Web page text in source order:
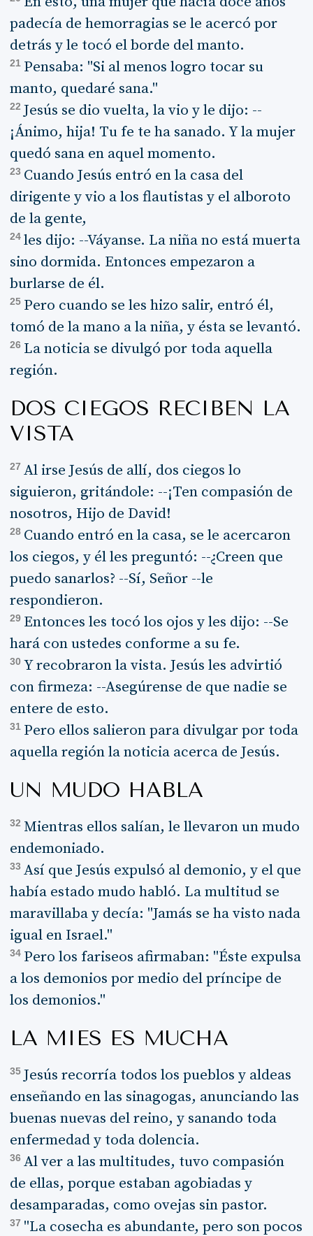
padecía de hemorragias se le acercó por
detrás y le tocó el borde del manto.
21 Pensaba: "Si al menos logro tocar su
manto, quedaré sana."
22 Jesús se dio vuelta, la vio y le dijo: --
¡Ánimo, hija! Tu fe te ha sanado. Y la mujer
quedó sana en aquel momento.
23 Cuando Jesús entró en la casa del
dirigente y vio a los flautistas y el alboroto
de la gente,
24 les dijo: --Váyanse. La niña no está muerta
sino dormida. Entonces empezaron a
burlarse de él.
25 Pero cuando se les hizo salir, entró él,
tomó de la mano a la niña, y ésta se levantó.
26 La noticia se divulgó por toda aquella
región.
DOS CIEGOS RECIBEN LA
VISTA
27 Al irse Jesús de allí, dos ciegos lo
siguieron, gritándole: --¡Ten compasión de
nosotros, Hijo de David!
28 Cuando entró en la casa, se le acercaron
los ciegos, y él les preguntó: --¿Creen que
puedo sanarlos? --Sí, Señor --le
respondieron.
29 Entonces les tocó los ojos y les dijo: --Se
hará con ustedes conforme a su fe.
30 Y recobraron la vista. Jesús les advirtió
con firmeza: --Asegúrense de que nadie se
entere de esto.
31 Pero ellos salieron para divulgar por toda
aquella región la noticia acerca de Jesús.
UN MUDO HABLA
32 Mientras ellos salían, le llevaron un mudo
endemoniado.
33 Así que Jesús expulsó al demonio, y el que
había estado mudo habló. La multitud se
maravillaba y decía: "Jamás se ha visto nada
igual en Israel."
34 Pero los fariseos afirmaban: "Éste expulsa
a los demonios por medio del príncipe de
los demonios."
LA MIES ES MUCHA
35 Jesús recorría todos los pueblos y aldeas
enseñando en las sinagogas, anunciando las
buenas nuevas del reino, y sanando toda
enfermedad y toda dolencia.
36 Al ver a las multitudes, tuvo compasión
de ellas, porque estaban agobiadas y
desamparadas, como ovejas sin pastor.
37 "La cosecha es abundante, pero son pocos